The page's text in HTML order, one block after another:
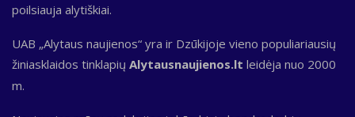
poilsiauja alytiškiai.
UAB „Alytaus naujienos“ yra ir Dzūkijoje vieno populiariausių
žiniasklaidos tinklapių Alytausnaujienos.lt leidėja nuo 2000
m.